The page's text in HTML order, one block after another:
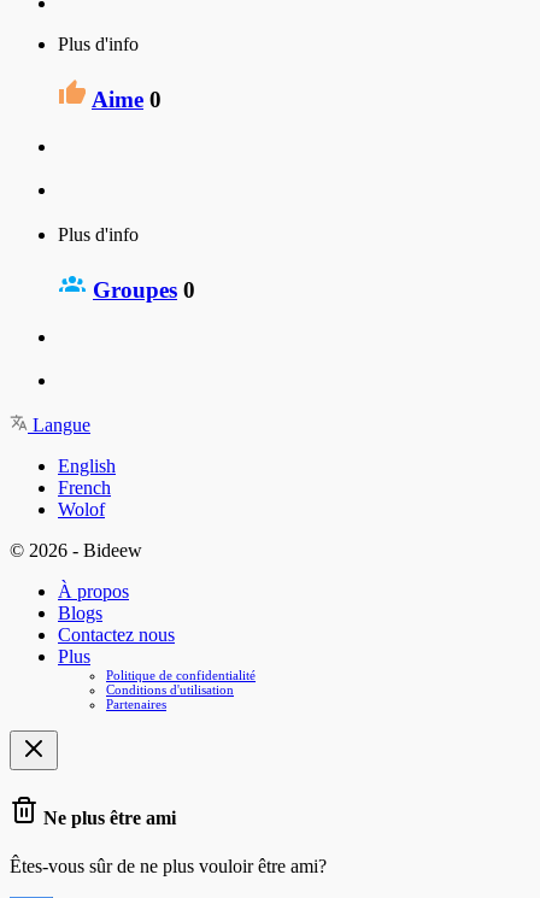
Plus d'info
Aime 0
Plus d'info
Groupes 0
Langue
English
French
Wolof
© 2026 - Bideew
À propos
Blogs
Contactez nous
Plus
Politique de confidentialité
Conditions d'utilisation
Partenaires
Ne plus être ami
Êtes-vous sûr de ne plus vouloir être ami?